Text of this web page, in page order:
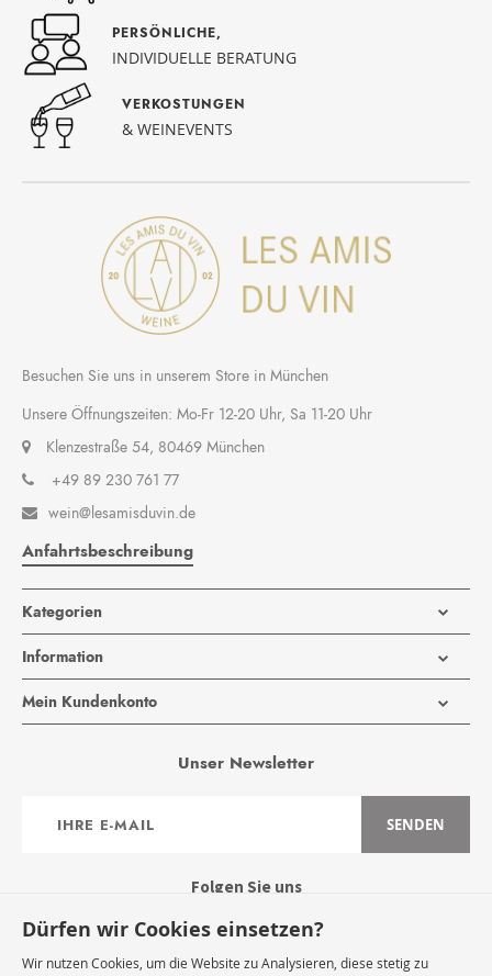
PERSÖNLICHE,
INDIVIDUELLE BERATUNG
VERKOSTUNGEN
& WEINEVENTS
Besuchen Sie uns in unserem Store in München
Unsere Öffnungszeiten: Mo-Fr 12-20 Uhr, Sa 11-20 Uhr
Klenzestraße 54, 80469 München
+49 89 230 761 77
 wein@lesamisduvin.de
Anfahrtsbeschreibung
Kategorien
Information
Mein Kundenkonto
Unser Newsletter
zum
SENDEN
Folgen Sie uns
Dürfen wir Cookies einsetzen?
Wir nutzen Cookies, um die Website zu Analysieren, diese stetig zu